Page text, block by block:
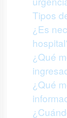
Tipos
¿Es
¿Qué
¿Qué